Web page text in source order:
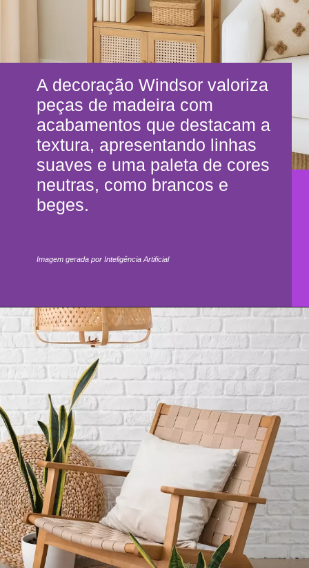
A decoração Windsor valoriza
peças de madeira com
acabamentos que destacam a
textura, apresentando linhas
suaves e uma paleta de cores
neutras, como brancos e
beges.